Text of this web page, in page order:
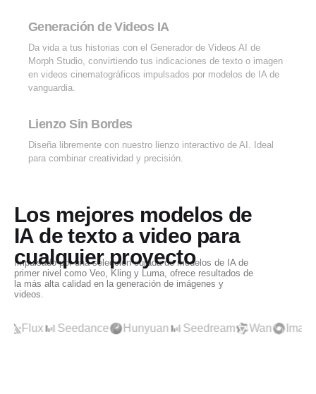
Generación de Videos IA
Da vida a tus historias con el Generador de Videos AI de
Morph Studio, convirtiendo tus indicaciones de texto o imagen
en videos cinematográficos impulsados por modelos de IA de
vanguardia.
Lienzo Sin Bordes
Diseña libremente con nuestro lienzo interactivo de AI. Ideal
para combinar creatividad y precisión.
Los mejores modelos de
IA de texto a video para
cualquier proyecto
Impulsado por una selección curada de modelos de IA de
primer nivel como Veo, Kling y Luma, ofrece resultados de
la más alta calidad en la generación de imágenes y
videos.
Kling Hailuo Runway Luma Flux Seedance